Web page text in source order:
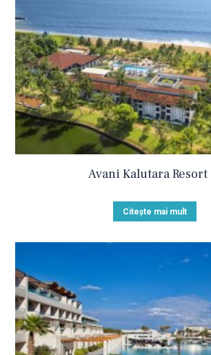
Avani Kalutara Resort
Citește mai mult